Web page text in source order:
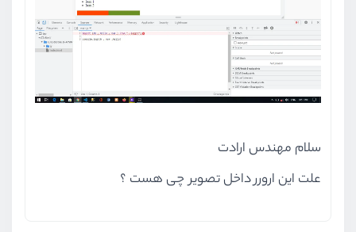
سلام مهندس ارادت
علت این ارورر داخل تصویر چی هست ؟